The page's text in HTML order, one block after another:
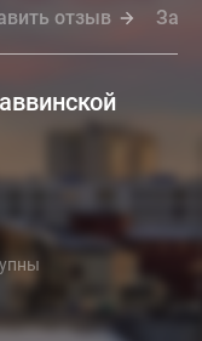
отзыв